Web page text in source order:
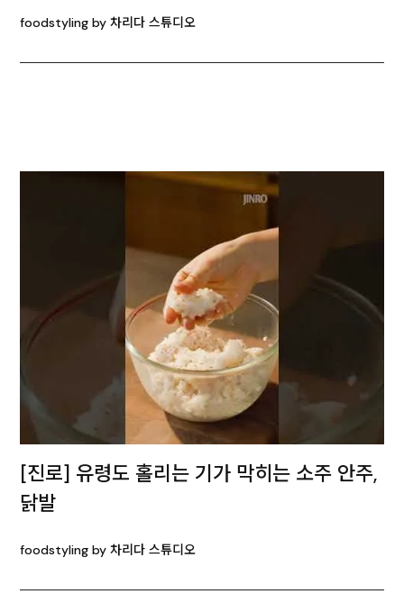
foodstyling by 차리다 스튜디오
[진로] 유령도 홀리는 기가 막히는 소주 안주,
닭발
foodstyling by 차리다 스튜디오